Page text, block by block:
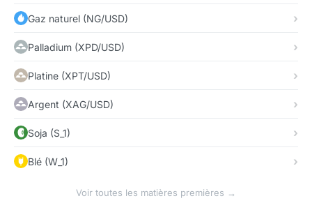
Gaz naturel (NG/USD)
Palladium (XPD/USD)
Platine (XPT/USD)
Argent (XAG/USD)
Soja (S_1)
Blé (W_1)
Voir toutes les matières premières →